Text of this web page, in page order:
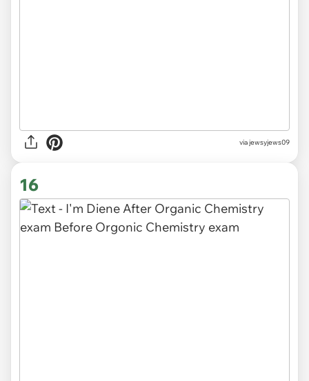
via jewsyjews09
16